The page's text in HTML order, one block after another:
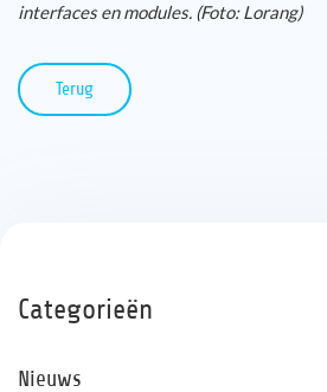
interfaces en modules. (Foto: Lorang)
Terug
Categorieën
Nieuws